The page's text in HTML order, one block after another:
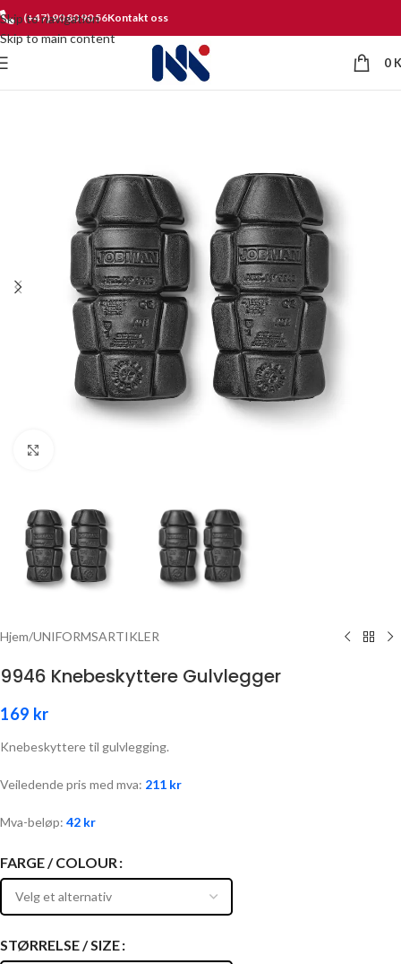
Skip to navigation
Skip to main content
(+47) 90 80 90 56Kontakt oss
0
Hjem/UNIFORMSARTIKLER
9946 Knebeskyttere Gulvlegger
169 kr
Knebeskyttere til gulvlegging.
Veiledende pris med mva: 211 kr
Mva-beløp: 42 kr
FARGE / COLOUR
STØRRELSE / SIZE